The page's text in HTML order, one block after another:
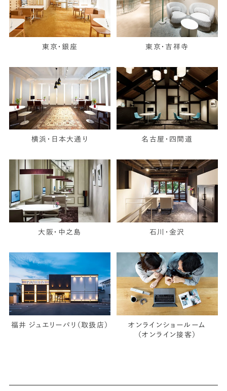
東京・銀座 東京・吉祥寺
横浜・日本大通り 名古屋・四間道
大阪・中之島 石川・金沢
福井 ジュエリーパリ（取扱店）
オンラインショールーム
（オンライン接客）